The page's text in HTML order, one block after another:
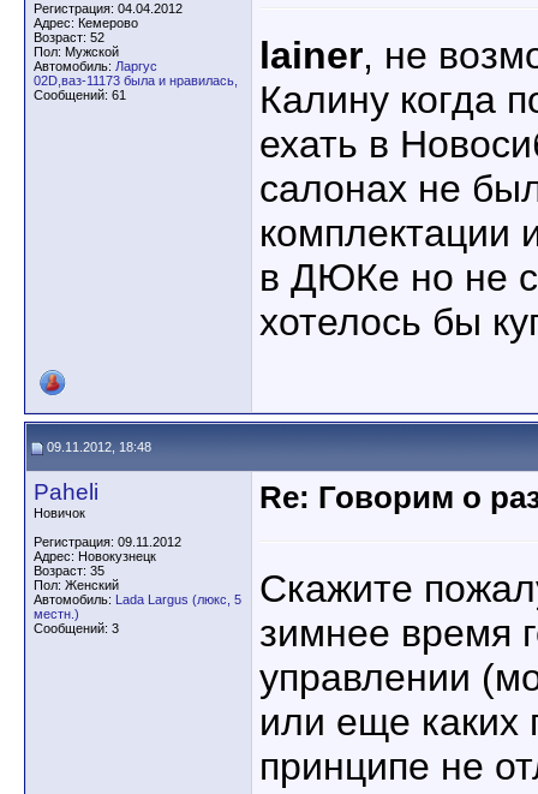
Регистрация: 04.04.2012
Адрес: Кемерово
Возраст: 52
Пол: Мужской
Автомобиль: Ларгус
02D,ваз-11173 была и нравилась,
Сообщений: 61
lainer, не
Калину когда
ехать в
салонах не
комплектации
в ДЮКе но не
хотелось бы
09.11.2012, 18:48
Paheli
Новичок
Регистрация: 09.11.2012
Адрес: Новокузнецк
Возраст: 35
Пол: Женский
Автомобиль: Lada Largus (люкс, 5
местн.)
Сообщений: 3
Re: Говорим о
Скажите
зимнее время
управлении
или еще каких
принципе не